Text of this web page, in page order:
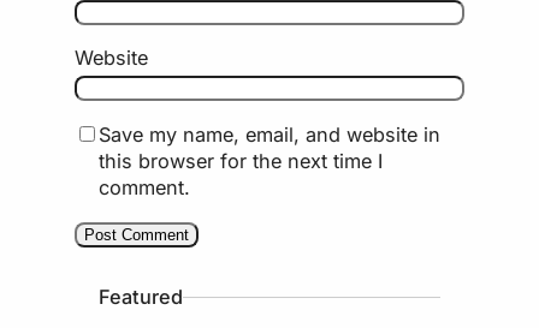
Website
Save my name, email, and website in
this browser for the next time I
comment.
Featured